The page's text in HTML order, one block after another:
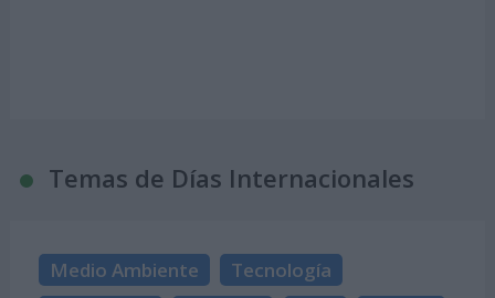
Temas de Días Internacionales
Medio Ambiente
Tecnología